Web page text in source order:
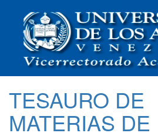
TESAURO DE
MATERIAS DE